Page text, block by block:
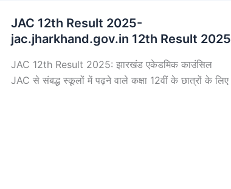
JAC 12th Result 2025-
jac.jharkhand.gov.in 12th Result 2025
JAC 12th Result 2025: झारखंड एकेडमिक काउंसिल
JAC से संबद्ध स्कूलों में पढ़ने वाले कक्षा 12वीं के छात्रों के लिए